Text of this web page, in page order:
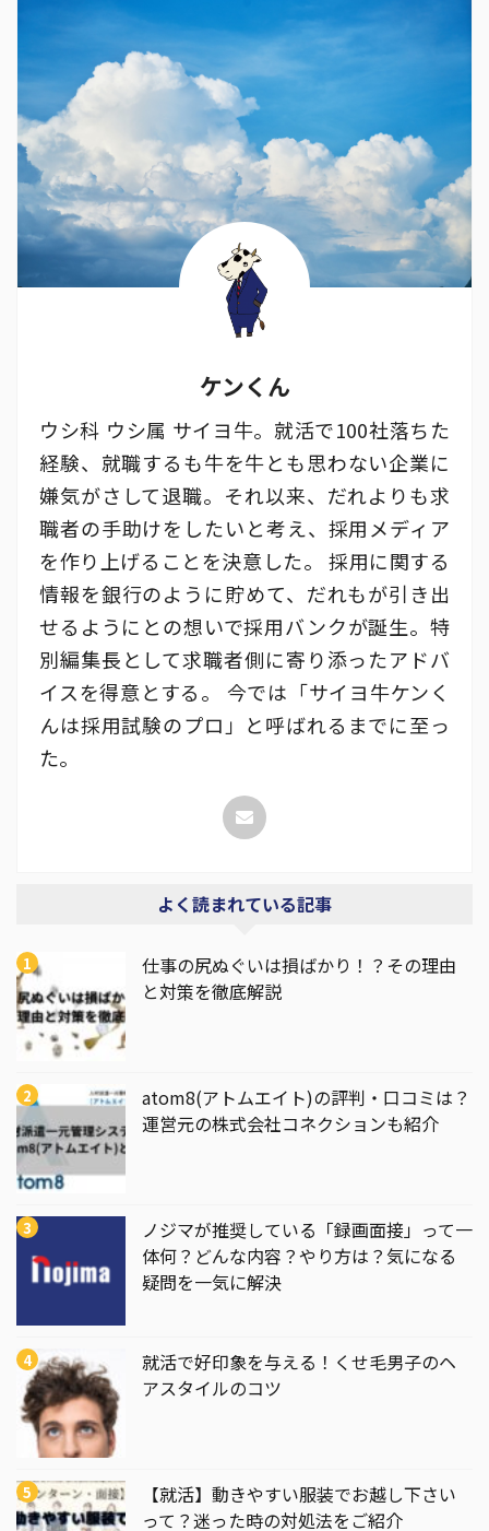
ケンくん
ウシ科 ウシ属 サイヨ牛。就活で100社落ちた
経験、就職するも牛を牛とも思わない企業に
嫌気がさして退職。それ以来、だれよりも求
職者の手助けをしたいと考え、採用メディア
を作り上げることを決意した。 採用に関する
情報を銀行のように貯めて、だれもが引き出
せるようにとの想いで採用バンクが誕生。特
別編集長として求職者側に寄り添ったアドバ
イスを得意とする。 今では「サイヨ牛ケンく
んは採用試験のプロ」と呼ばれるまでに至っ
た。
よく読まれている記事
仕事の尻ぬぐいは損ばかり！？その理由
と対策を徹底解説
atom8(アトムエイト)の評判・口コミは？
運営元の株式会社コネクションも紹介
ノジマが推奨している「録画面接」って一
体何？どんな内容？やり方は？気になる
疑問を一気に解決
就活で好印象を与える！くせ毛男子のヘ
アスタイルのコツ
【就活】動きやすい服装でお越し下さい
って？迷った時の対処法をご紹介